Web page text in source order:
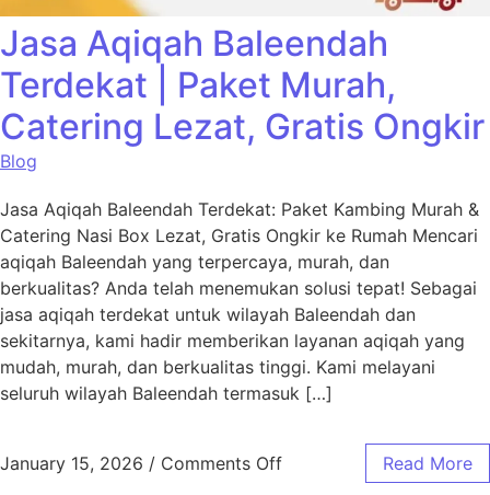
Jasa Aqiqah Baleendah
Terdekat | Paket Murah,
Catering Lezat, Gratis Ongkir
Blog
Jasa Aqiqah Baleendah Terdekat: Paket Kambing Murah &
Catering Nasi Box Lezat, Gratis Ongkir ke Rumah Mencari
aqiqah Baleendah yang terpercaya, murah, dan
berkualitas? Anda telah menemukan solusi tepat! Sebagai
jasa aqiqah terdekat untuk wilayah Baleendah dan
sekitarnya, kami hadir memberikan layanan aqiqah yang
mudah, murah, dan berkualitas tinggi. Kami melayani
seluruh wilayah Baleendah termasuk […]
January 15, 2026 / Comments Off Read More